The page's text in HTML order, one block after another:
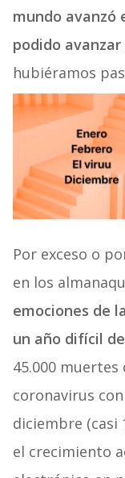
mundo avanzó
podido
hubiéramos
Por exceso o
en los
emociones de
un año difícil
45.000 muertes
coronavirus
diciembre (casi
el crecimiento